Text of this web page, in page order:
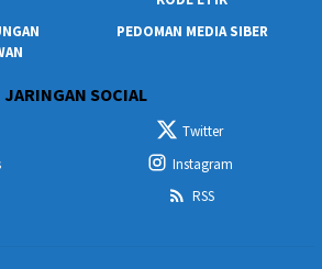
PEDOMAN MEDIA SIBER
JARINGAN SOCIAL
Twitter
Instagram
RSS